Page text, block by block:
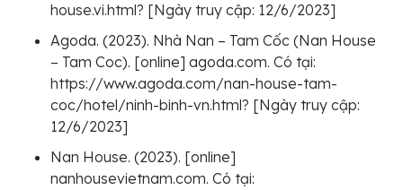
house.vi.html? [Ngày truy cập: 12/6/2023]
Agoda. (2023). Nhà Nan – Tam Cốc (Nan House
– Tam Coc). [online] agoda.com. Có tại:
https://www.agoda.com/nan-house-tam-
coc/hotel/ninh-binh-vn.html? [Ngày truy cập:
12/6/2023]
Nan House. (2023). [online]
nanhousevietnam.com. Có tại: